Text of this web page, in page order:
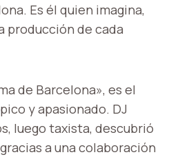
Es él quien imagina,
producción de cada
de Barcelona», es el
y apasionado. DJ
luego taxista, descubrió
a una colaboración